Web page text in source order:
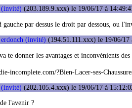
(invité) (203.189.9.xxx) le 19/06/17 à
gauche par dessus le droit par dessous, ou
erdonch (invité) (194.51.111.xxx) le 19/06/17
te donner les avantages et inconvénients
incomplete.com/?Bien-Lacer-ses-
(invité) (202.105.4.xxx) le 19/06/17 à
l'avenir ?